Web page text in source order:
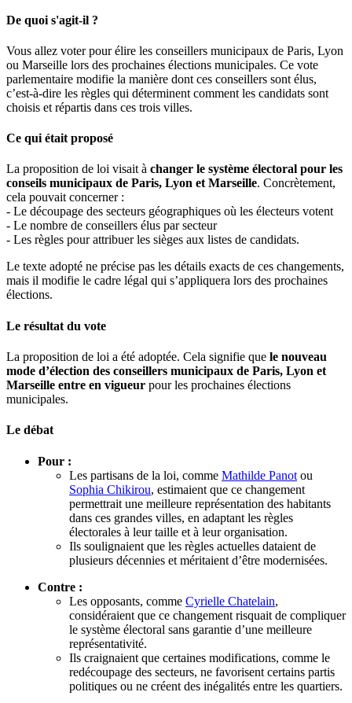
De quoi s'agit-il ?
Vous allez voter pour élire les conseillers municipaux de Paris, Lyon
ou Marseille lors des prochaines élections municipales. Ce vote
parlementaire modifie la manière dont ces conseillers sont élus,
c’est-à-dire les règles qui déterminent comment les candidats sont
choisis et répartis dans ces trois villes.
Ce qui était proposé
La proposition de loi visait à changer le système électoral pour les
conseils municipaux de Paris, Lyon et Marseille. Concrètement,
cela pouvait concerner :
- Le découpage des secteurs géographiques où les électeurs votent
- Le nombre de conseillers élus par secteur
- Les règles pour attribuer les sièges aux listes de candidats.
Le texte adopté ne précise pas les détails exacts de ces changements,
mais il modifie le cadre légal qui s’appliquera lors des prochaines
élections.
Le résultat du vote
La proposition de loi a été adoptée. Cela signifie que le nouveau
mode d’élection des conseillers municipaux de Paris, Lyon et
Marseille entre en vigueur pour les prochaines élections
municipales.
Le débat
Pour :
Les partisans de la loi, comme Mathilde Panot ou
Sophia Chikirou, estimaient que ce changement
permettrait une meilleure représentation des habitants
dans ces grandes villes, en adaptant les règles
électorales à leur taille et à leur organisation.
Ils soulignaient que les règles actuelles dataient de
plusieurs décennies et méritaient d’être modernisées.
Contre :
Les opposants, comme Cyrielle Chatelain,
considéraient que ce changement risquait de compliquer
le système électoral sans garantie d’une meilleure
représentativité.
Ils craignaient que certaines modifications, comme le
redécoupage des secteurs, ne favorisent certains partis
politiques ou ne créent des inégalités entre les quartiers.